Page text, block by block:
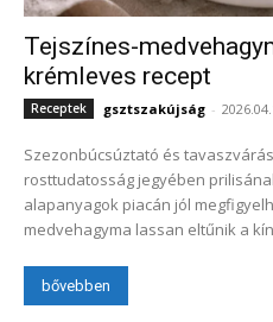
Tejszínes-
krémleves recept
Receptek gsztszakújság -
Szezonbúcsúztató és
rosttudatosság jegyében prilisának végén a szezonális
alapanyagok piacán jól
medvehagyma lassan eltűnik a
bővebben